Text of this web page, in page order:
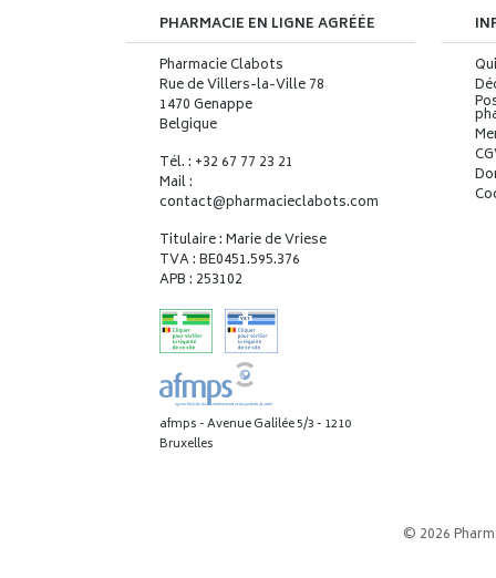
PHARMACIE EN LIGNE AGRÉÉE
Pharmacie Clabots
Rue de Villers-la-Ville 78
1470 Genappe
Belgique
Tél. : +32 67 77 23 21
Mail :
contact@pharmacieclabots.com
Titulaire : Marie de Vriese
TVA : BE0451.595.376
APB : 253102
afmps - Avenue Galilée 5/3 - 1210
Bruxelles
© 2026